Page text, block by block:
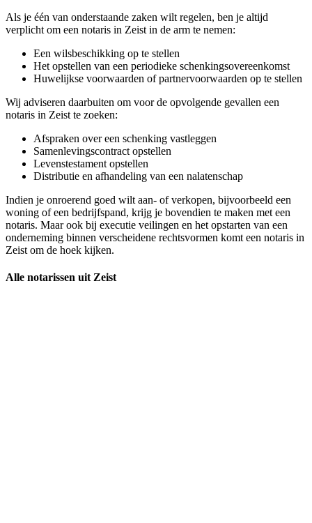
Als je één van onderstaande zaken wilt regelen, ben je altijd
verplicht om een notaris in Zeist in de arm te nemen:
Een wilsbeschikking op te stellen
Het opstellen van een periodieke schenkingsovereenkomst
Huwelijkse voorwaarden of partnervoorwaarden op te stellen
Wij adviseren daarbuiten om voor de opvolgende gevallen een
notaris in Zeist te zoeken:
Afspraken over een schenking vastleggen
Samenlevingscontract opstellen
Levenstestament opstellen
Distributie en afhandeling van een nalatenschap
Indien je onroerend goed wilt aan- of verkopen, bijvoorbeeld een
woning of een bedrijfspand, krijg je bovendien te maken met een
notaris. Maar ook bij executie veilingen en het opstarten van een
onderneming binnen verscheidene rechtsvormen komt een notaris in
Zeist om de hoek kijken.
Alle notarissen uit Zeist